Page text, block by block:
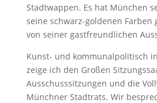
Stadtwappen. Es hat München
seine schwarz-goldenen Farben
von seiner gastfreundlichen
Kunst- und kommunalpolitisch
zeige ich den Großen
Ausschusssitzungen und die
Münchner Stadtrats. Wir